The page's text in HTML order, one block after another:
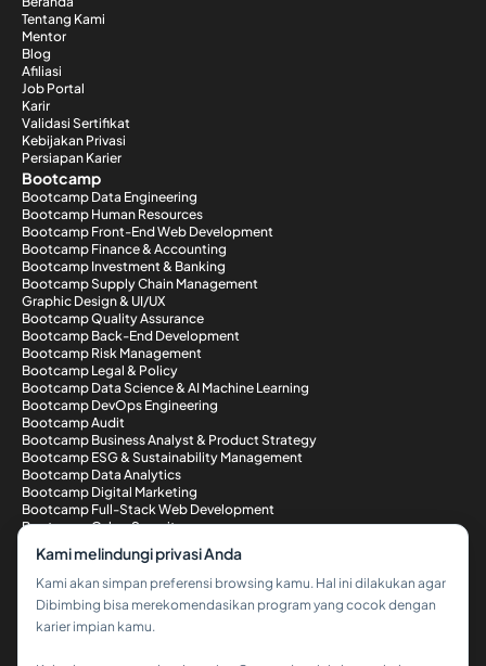
Tentang Kami
Mentor
Blog
Afiliasi
Job Portal
Karir
Validasi Sertifikat
Kebijakan Privasi
Persiapan Karier
Bootcamp
Bootcamp Data Engineering
Bootcamp Human Resources
Bootcamp Front-End Web Development
Bootcamp Finance & Accounting
Bootcamp Investment & Banking
Bootcamp Supply Chain Management
Graphic Design & UI/UX
Bootcamp Quality Assurance
Bootcamp Back-End Development
Bootcamp Risk Management
Bootcamp Legal & Policy
Bootcamp Data Science & AI Machine Learning
Bootcamp DevOps Engineering
Bootcamp Audit
Bootcamp Business Analyst & Product Strategy
Bootcamp ESG & Sustainability Management
Bootcamp Data Analytics
Bootcamp Digital Marketing
Bootcamp Full-Stack Web Development
Bootcamp Cyber Security
Metode Pembayaran
Kami melindungi privasi Anda
Kami akan simpan preferensi browsing kamu. Hal ini dilakukan agar
Dibimbing bisa merekomendasikan program yang cocok dengan
karier impian kamu.